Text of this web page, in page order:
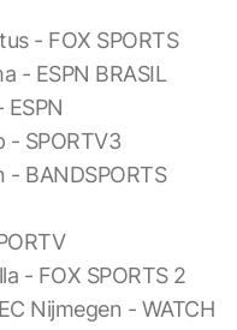
- FOX SPORTS
- ESPN BRASIL
- SPORTV3
- BANDSPORTS
- FOX SPORTS 2
Nijmegen - WATCH